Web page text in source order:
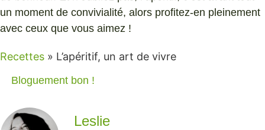
un moment de convivialité, alors profitez-en pleinement
avec ceux que vous aimez !
Recettes » L’apéritif, un art de vivre
Bloguement bon !
Leslie